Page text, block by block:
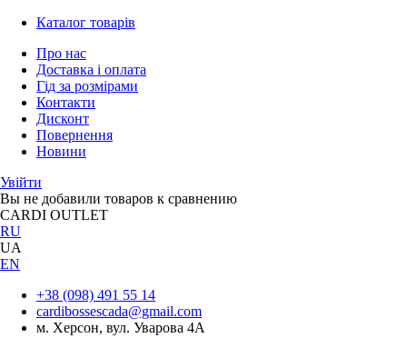
Каталог товарів
Про нас
Доставка і оплата
Гід за розмірами
Контакти
Дисконт
Повернення
Новини
Увійти
Вы не добавили товаров к сравнению
CARDI OUTLET
RU
UA
EN
+38 (098) 491 55 14
cardibossescada@gmail.com
м. Херсон, вул. Уварова 4А